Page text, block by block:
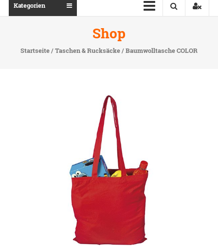
Kategorien
Shop
Startseite/Taschen & Rucksäcke/ Baumwolltasche COLOR